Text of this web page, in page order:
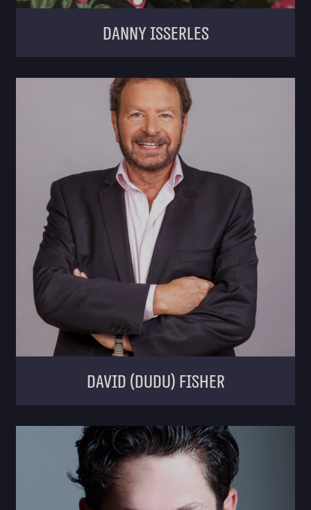
Danny Isserles
David (Dudu) Fisher